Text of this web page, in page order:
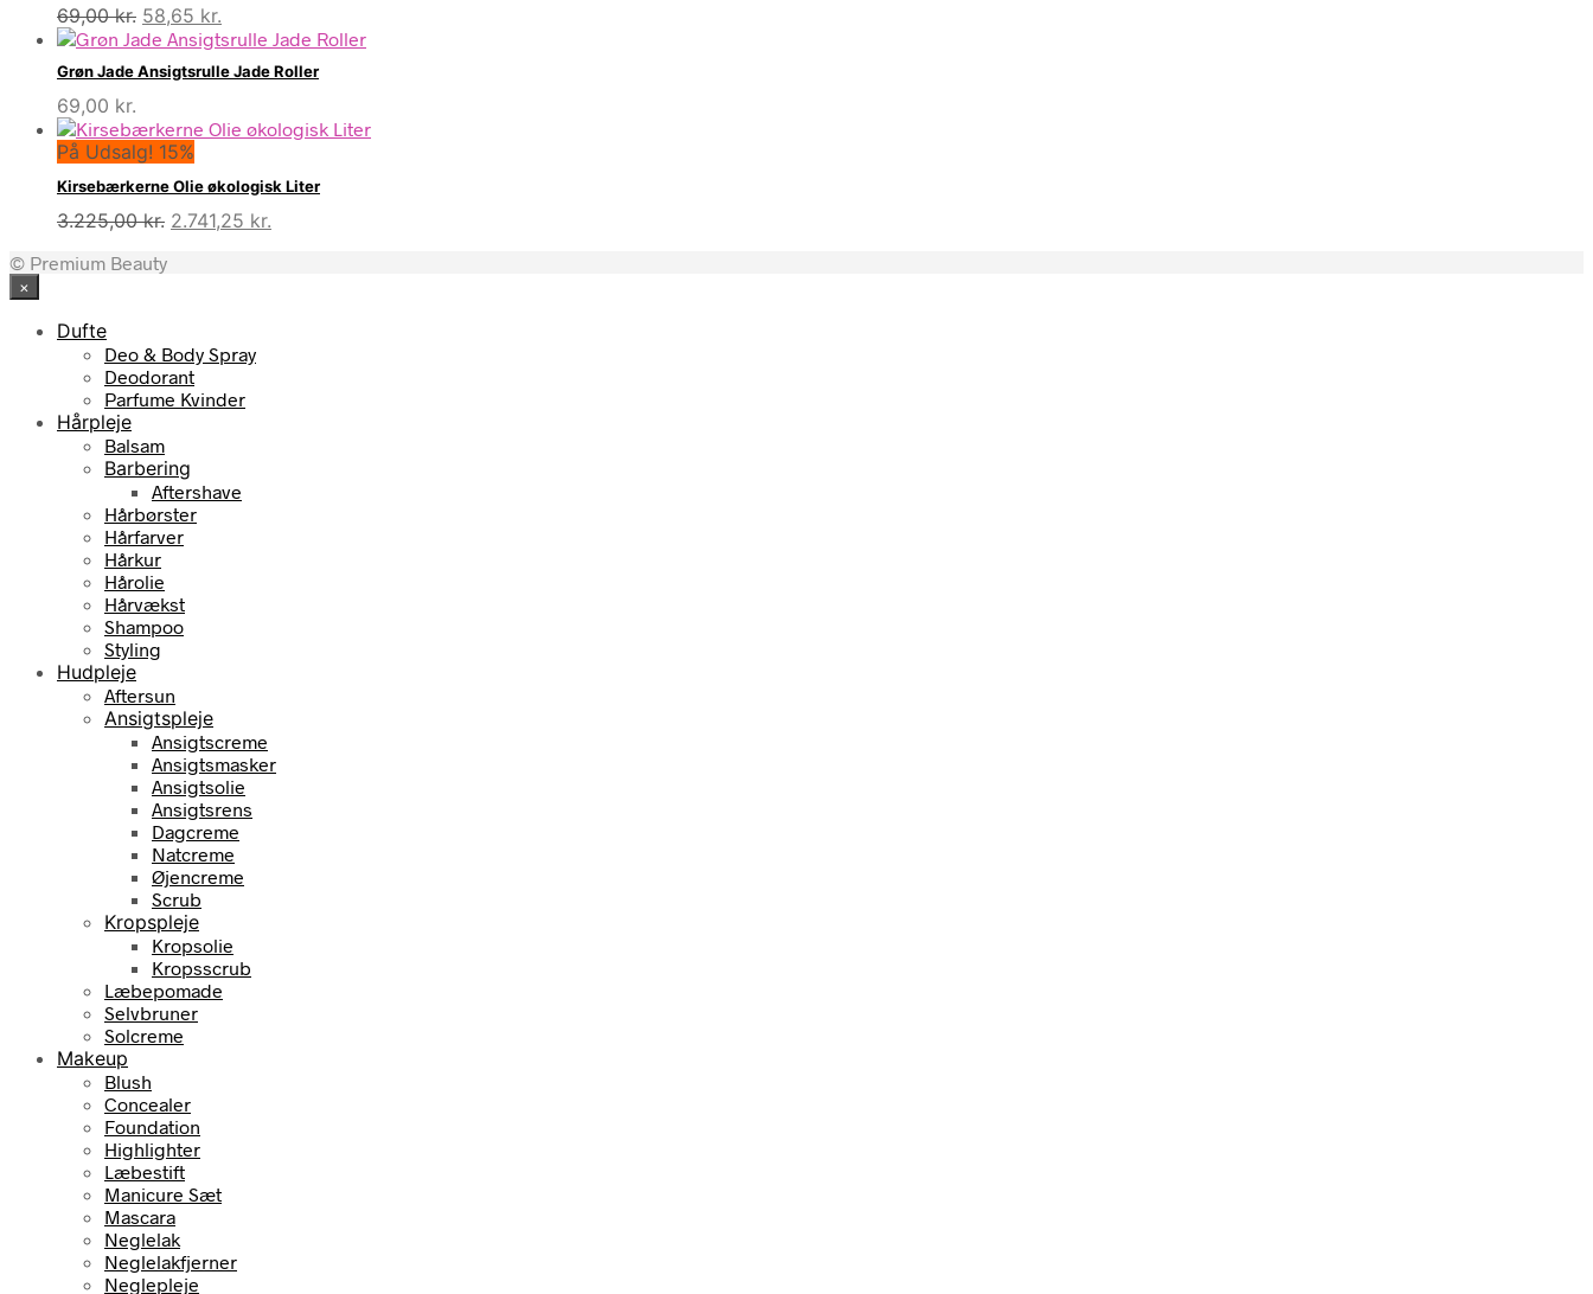
69,00kr. Den
oprindelige
pris
var:
58,65 kr.
aktuelle
pris
er:
Grøn Jade Ansigtsrulle Jade Roller
69,00 kr.
På Udsalg! 15%
Kirsebærkerne Olie økologisk Liter
3.225,00kr. Den
2.741,25 kr.
© Premium Beauty
×
Dufte
Deo & Body Spray
Deodorant
Parfume Kvinder
Hårpleje
Balsam
Barbering
Aftershave
Hårbørster
Hårfarver
Hårkur
Hårolie
Hårvækst
Shampoo
Styling
Hudpleje
Aftersun
Ansigtspleje
Ansigtscreme
Ansigtsmasker
Ansigtsolie
Ansigtsrens
Dagcreme
Natcreme
Øjencreme
Scrub
Kropspleje
Kropsolie
Kropsscrub
Læbepomade
Selvbruner
Solcreme
Makeup
Blush
Concealer
Foundation
Highlighter
Læbestift
Manicure Sæt
Mascara
Neglelak
Neglelakfjerner
Neglepleje